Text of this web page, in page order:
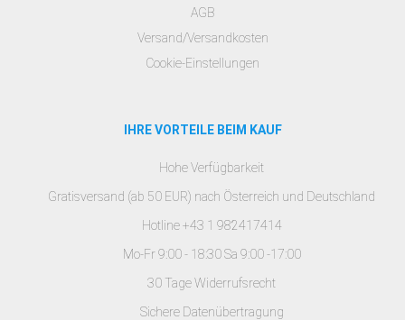
AGB
Versand/Versandkosten
Cookie-Einstellungen
IHRE VORTEILE BEIM KAUF
Hohe Verfügbarkeit
Gratisversand (ab 50 EUR) nach Österreich und Deutschland
Hotline +43 1 982417414
Mo-Fr 9:00 - 18:30 Sa 9:00 -17:00
30 Tage Widerrufsrecht
Sichere Datenübertragung